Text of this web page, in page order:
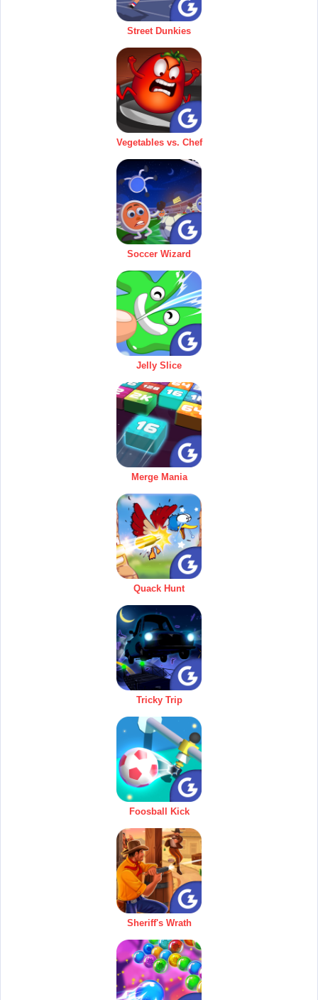
Street Dunkies
Vegetables vs. Chef
Soccer Wizard
Jelly Slice
Merge Mania
Quack Hunt
Tricky Trip
Foosball Kick
Sheriff's Wrath